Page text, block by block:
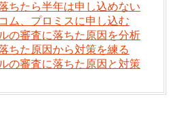
ちたら半年は申し込めない
ム、プロミスに申し込む
の審査に落ちた原因を分析
ちた原因から対策を練る
の審査に落ちた原因と対策